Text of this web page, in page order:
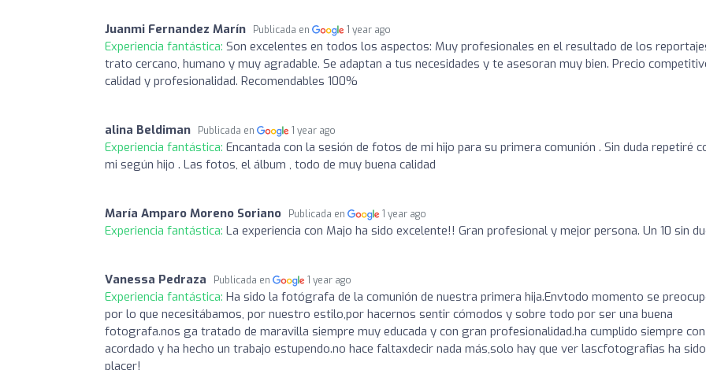
Juanmi Fernandez Marín Publicada en 1 year ago
Experiencia fantástica: Son excelentes en todos los aspectos: Muy profesionales en el resultado de los
trato cercano, humano y muy agradable. Se adaptan a tus necesidades y te asesoran muy bien. Precio
calidad y profesionalidad. Recomendables 100%
alina Beldiman Publicada en 1 year ago
Experiencia fantástica: Encantada con la sesión de fotos de mi hijo para su primera comunión . Sin duda repetiré
mi según hijo . Las fotos, el álbum , todo de muy buena calidad
María Amparo Moreno Soriano Publicada en 1 year ago
Experiencia fantástica: La experiencia con Majo ha sido excelente!! Gran profesional y mejor persona. Un 10 sin
Vanessa Pedraza Publicada en 1 year ago
Experiencia fantástica: Ha sido la fotógrafa de la comunión de nuestra primera hija.Envtodo momento se
por lo que necesitábamos, por nuestro estilo,por hacernos sentir cómodos y sobre todo por ser una buena
fotografa.nos ga tratado de maravilla siempre muy educada y con gran profesionalidad.ha cumplido siempre
acordado y ha hecho un trabajo estupendo.no hace faltaxdecir nada más,solo hay que ver lascfotografias ha
placer!